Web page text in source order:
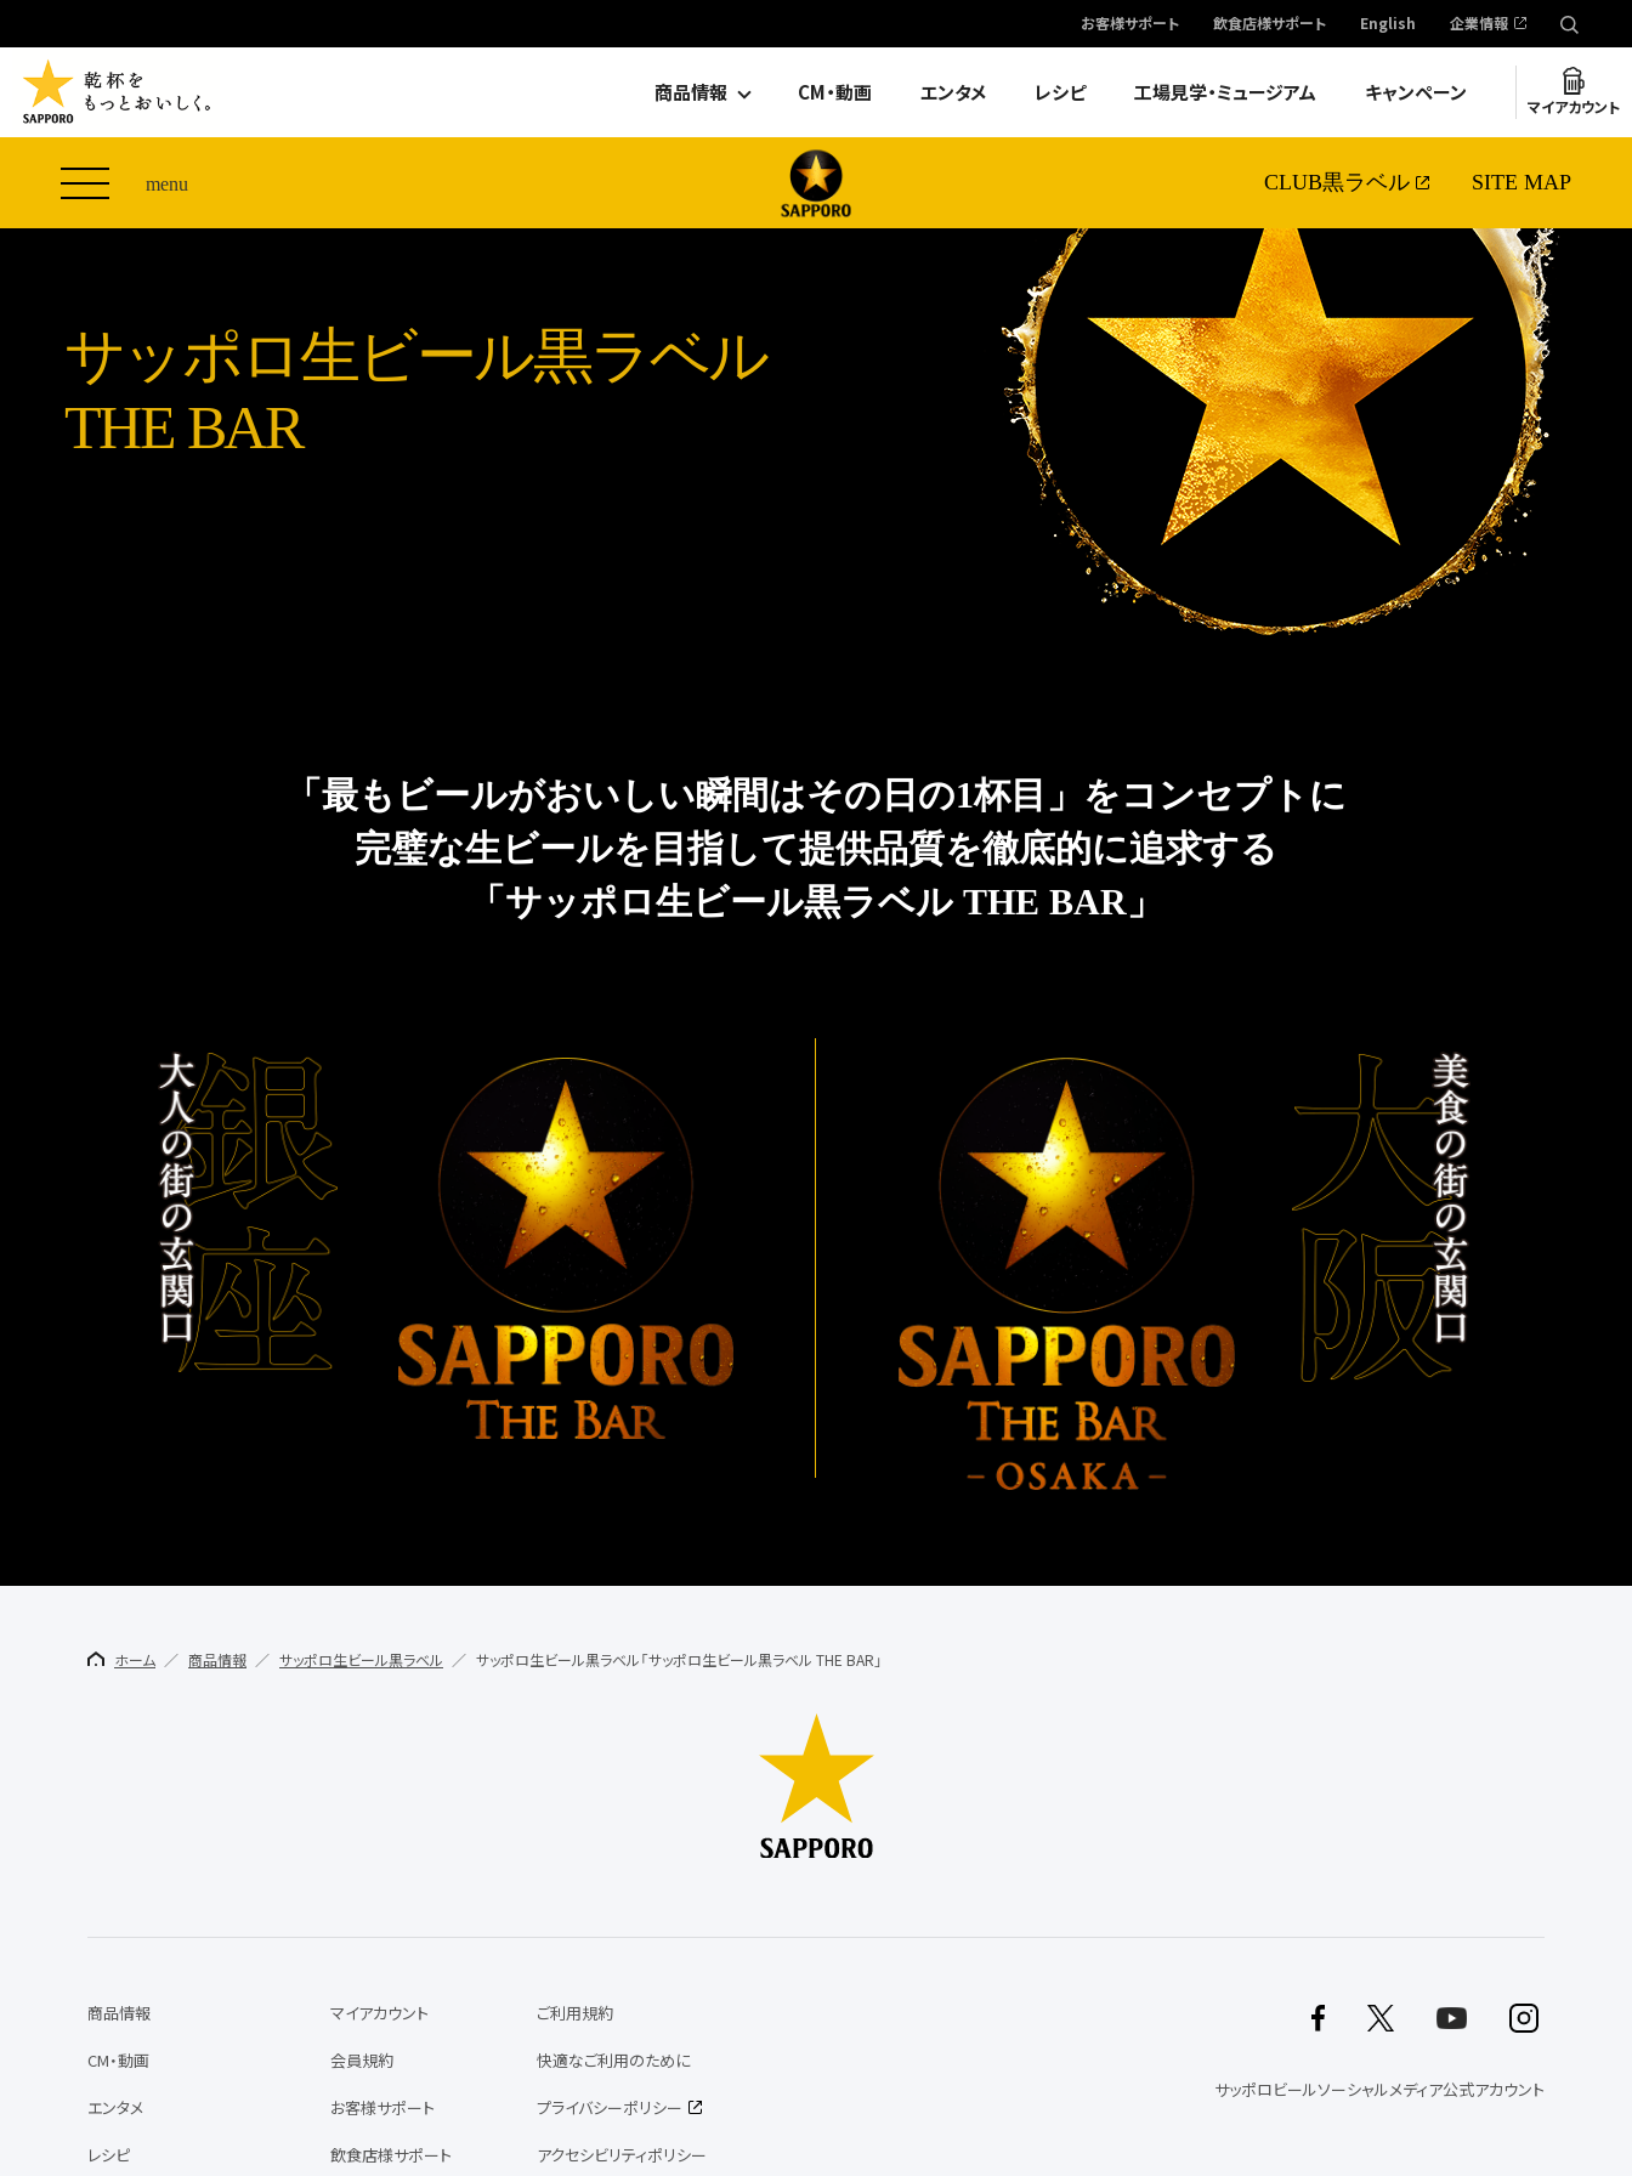
お客様サポート 飲食店様サポート English 企業情報
商品情報 CM・動画 エンタメ レシピ 工場見学・ミュージアム キャンペーン
マイアカウント
menu CLUB黒ラベル SITE MAP
ザ・パーフェクト黒ラベル アワード
山本由伸選手応援プロジェクト「GET A STAR
YOSHINOBU」
サッポロ生ビール黒ラベル 『THE STAR JAM』
限定発売
サッポロ生ビール黒ラベル
オカズデザインが提案する
黒ラベルに合う食40選
ザ・パーフェクト黒ラベルが飲めるお店
CLUB 黒ラベル
サッポロ生ビール黒ラベル
THE BAR
「最もビールがおいしい瞬間はその日の1杯目」をコンセプトに
完璧な生ビールを目指して提供品質を徹底的に追求する
「サッポロ生ビール黒ラベル THE BAR」
ホーム 商品情報 サッポロ生ビール黒ラベル サッポロ生ビール黒ラベル「サッポロ生ビール黒ラベル THE BAR」
サッポロビールソーシャルメディア公式アカウント
商品情報
CM・動画
エンタメ
レシピ
マイアカウント
会員規約
お客様サポート
飲食店様サポート
ご利用規約
快適なご利用のために
プライバシーポリシー
アクセシビリティポリシー